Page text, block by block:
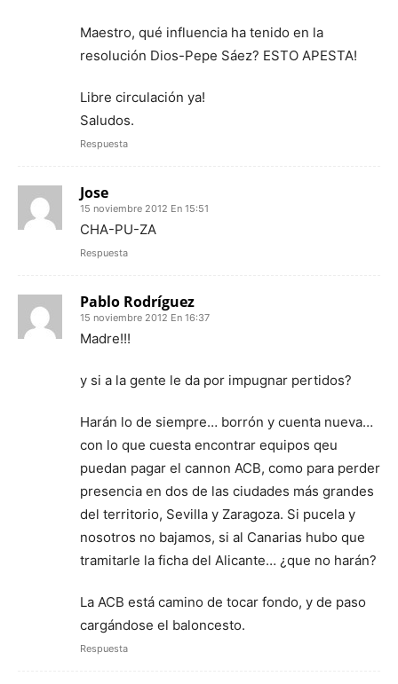
Maestro, qué influencia ha tenido en la
resolución Dios-Pepe Sáez? ESTO APESTA!
Libre circulación ya!
Saludos.
Respuesta
Jose
15 noviembre 2012 En 15:51
CHA-PU-ZA
Respuesta
Pablo Rodríguez
15 noviembre 2012 En 16:37
Madre!!!
y si a la gente le da por impugnar pertidos?
Harán lo de siempre… borrón y cuenta nueva…
con lo que cuesta encontrar equipos qeu
puedan pagar el cannon ACB, como para perder
presencia en dos de las ciudades más grandes
del territorio, Sevilla y Zaragoza. Si pucela y
nosotros no bajamos, si al Canarias hubo que
tramitarle la ficha del Alicante… ¿que no harán?
La ACB está camino de tocar fondo, y de paso
cargándose el baloncesto.
Respuesta